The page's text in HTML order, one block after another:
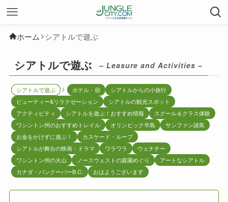
ホーム シアトルで遊ぶ
シアトルで遊ぶ – Leasure and Activities –
シアトルで遊ぶ ホテル・宿
シアトルからの小旅行
ビューティー&リラクゼーション
シアトルの観光スポット
アクティビティ
シアトルを遊ぶ！おすすめ情報
スクール＆クラス体験
ワシントン州のおすすめトレイル
オリンピック半島
サンファン諸島
お金をかけずに遊ぶ！
カスケード・ループ
シアトルが舞台の映画・ドラマ
ワラワラ
ウェナチー
ワシントン州の火山
ノースウェストの庭園めぐり
アートなシアトル
カナダ・バンクーバーB.C.
おはようございます